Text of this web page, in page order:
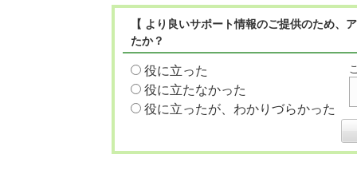
【 より良いサポート情報のご提供のため
たか？
役に立った
役に立たなかった
役に立ったが、わかりづらかった